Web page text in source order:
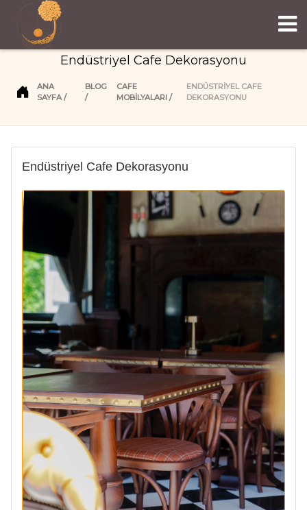
Endüstriyel Cafe Dekorasyonu
ANA
SAYFA
BLOG
CAFE
MOBİLYALARI
ENDÜSTRIYEL CAFE
DEKORASYONU
Endüstriyel Cafe Dekorasyonu